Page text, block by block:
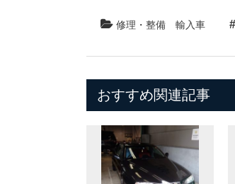
修理・整備 輸入車
おすすめ関連記事